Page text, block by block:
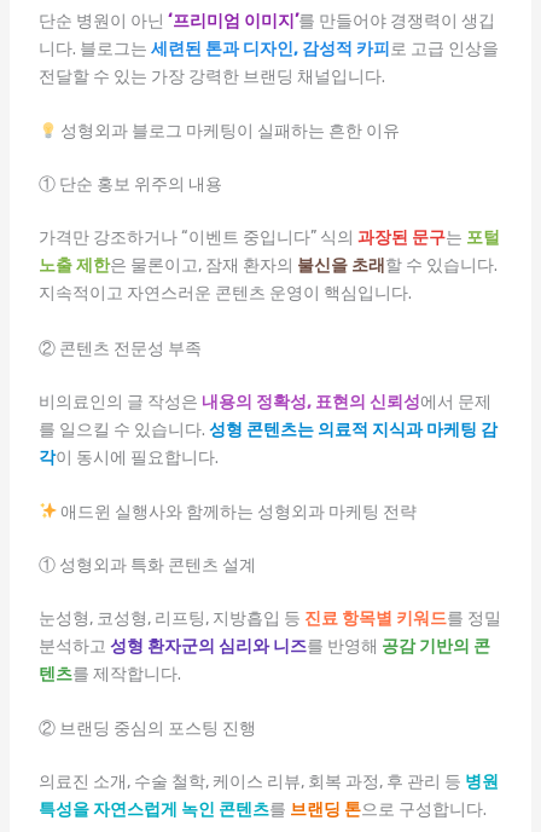
단순 병원이 아닌 ‘프리미엄 이미지’를 만들어야 경쟁력이 생깁
니다. 블로그는 세련된 톤과 디자인, 감성적 카피 로 고급 인상을
전달할 수 있는 가장 강력한 브랜딩 채널입니다.
성형외과 블로그 마케팅이 실패하는 흔한 이유
① 단순 홍보 위주의 내용
가격만 강조하거나 “이벤트 중입니다” 식의 과장된 문구는 포털
노출 제한은 물론이고, 잠재 환자의 불신을 초래 할 수 있습니다.
지속적이고 자연스러운 콘텐츠 운영이 핵심입니다.
② 콘텐츠 전문성 부족
비의료인의 글 작성은 내용의 정확성, 표현의 신뢰성에서 문제
를 일으킬 수 있습니다. 성형 콘텐츠는 의료적 지식과 마케팅 감
각이 동시에 필요합니다.
애드윈 실행사와 함께하는 성형외과 마케팅 전략
① 성형외과 특화 콘텐츠 설계
눈성형, 코성형, 리프팅, 지방흡입 등 진료 항목별 키워드를 정밀
분석하고 성형 환자군의 심리와 니즈를 반영해 공감 기반의 콘
텐츠를 제작합니다.
② 브랜딩 중심의 포스팅 진행
의료진 소개, 수술 철학, 케이스 리뷰, 회복 과정, 후 관리 등 병원
특성을 자연스럽게 녹인 콘텐츠를 브랜딩 톤으로 구성합니다.